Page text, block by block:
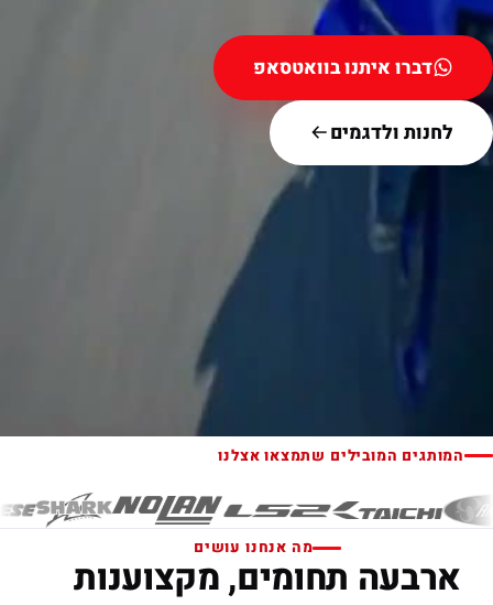
דברו איתנו בוואטסאפ
לחנות ולדגמים
המותגים המובילים שתמצאו אצלנו
מה אנחנו עושים
ארבעה תחומים, מקצוענות